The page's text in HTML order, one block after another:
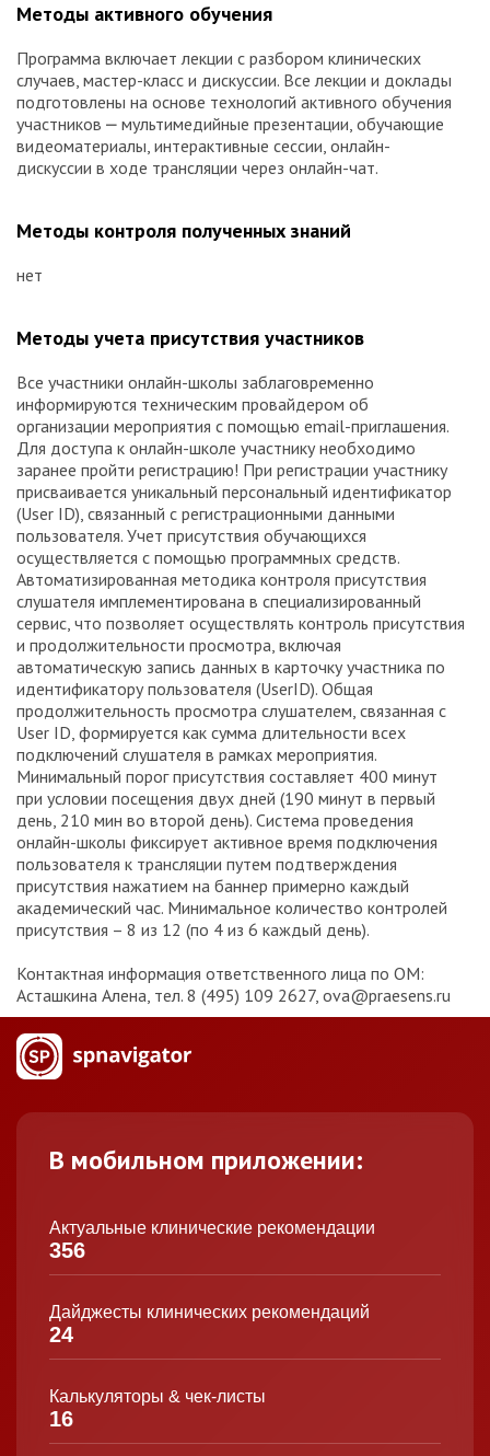
Методы активного обучения
Программа включает лекции с разбором клинических
случаев, мастер-класс и дискуссии. Все лекции и доклады
подготовлены на основе технологий активного обучения
участников ⎼ мультимедийные презентации, обучающие
видеоматериалы, интерактивные сессии, онлайн-
дискуссии в ходе трансляции через онлайн-чат.
Методы контроля полученных знаний
нет
Методы учета присутствия участников
Все участники онлайн-школы заблаговременно
информируются техническим провайдером об
организации мероприятия с помощью email-приглашения.
Для доступа к онлайн-школе участнику необходимо
заранее пройти регистрацию! При регистрации участнику
присваивается уникальный персональный идентификатор
(User ID), связанный с регистрационными данными
пользователя. Учет присутствия обучающихся
осуществляется с помощью программных средств.
Автоматизированная методика контроля присутствия
слушателя имплементирована в специализированный
сервис, что позволяет осуществлять контроль присутствия
и продолжительности просмотра, включая
автоматическую запись данных в карточку участника по
идентификатору пользователя (UserID). Общая
продолжительность просмотра слушателем, связанная с
User ID, формируется как сумма длительности всех
подключений слушателя в рамках мероприятия.
Минимальный порог присутствия составляет 400 минут
при условии посещения двух дней (190 минут в первый
день, 210 мин во второй день). Система проведения
онлайн-школы фиксирует активное время подключения
пользователя к трансляции путем подтверждения
присутствия нажатием на баннер примерно каждый
академический час. Минимальное количество контролей
присутствия – 8 из 12 (по 4 из 6 каждый день).
Контактная информация ответственного лица по ОМ:
Асташкина Алена, тел. 8 (495) 109 2627, ova@praesens.ru
В мобильном приложении:
Актуальные клинические рекомендации
356
Дайджесты клинических рекомендаций
24
Калькуляторы & чек-листы
16